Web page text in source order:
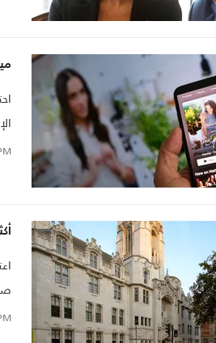
أكثر من 100